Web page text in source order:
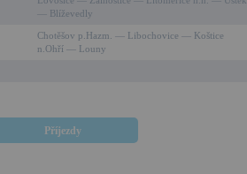
— Blíževedly
Chotěšov p.Hazm. — Libochovice — Koštice
n.Ohří — Louny
Příjezdy